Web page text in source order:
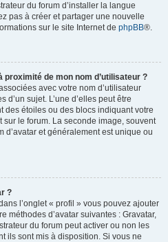
du forum d’installer la langue
pas à créer et partager une nouvelle
sur le site Internet de phpBB®.
de mon nom d’utilisateur ?
avec votre nom d’utilisateur
d’un sujet. L’une d’elles peut être
des étoiles ou des blocs indiquant votre
le forum. La seconde image, souvent
d’avatar et généralement est unique ou
?
l’onglet « profil » vous pouvez ajouter
méthodes d’avatar suivantes : Gravatar,
du forum peut activer ou non les
ils sont mis à disposition. Si vous ne